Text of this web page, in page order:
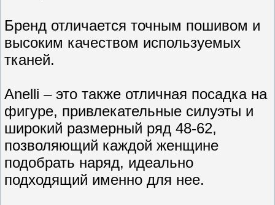
Бренд отличается точным пошивом и
высоким качеством используемых
тканей.
Anelli – это также отличная посадка на
фигуре, привлекательные силуэты и
широкий размерный ряд 48-62,
позволяющий каждой женщине
подобрать наряд, идеально
подходящий именно для нее.